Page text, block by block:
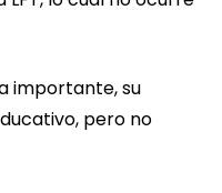
importante, su
pero no